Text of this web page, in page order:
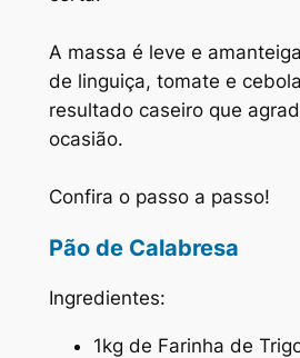
A massa é leve e
de linguiça, tomate e
resultado caseiro que
ocasião.
Confira o passo a passo!
Pão de Calabresa
Ingredientes:
1kg de Farinha de